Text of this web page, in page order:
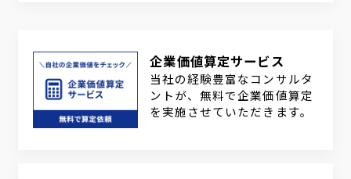
企業価値算定サービス
当社の経験豊富なコンサルタ
ントが、無料で企業価値算定
を実施させていただきます。